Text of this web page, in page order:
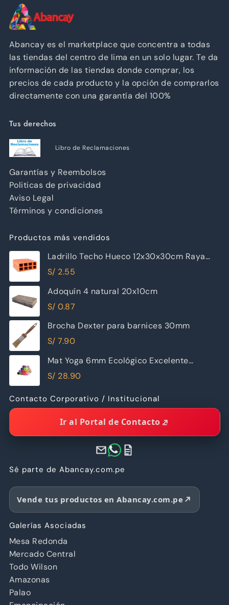
Abancay es el marketplace que concentra a todas
las tiendas del centro de lima en un solo lugar. Te da
información de las tiendas donde comprar, los
precios de cada producto y la opción de comprarlos
directamente con una garantía del 100%
Tus derechos
Libro de Reclamaciones
Garantías y Reembolsos
Politicas de privacidad
Aviso Legal
Términos y condiciones
Productos más vendidos
Ladrillo Techo Hueco 12x30x30cm Raya
Piramide
S/ 2.55
Adoquín 4 natural 20x10cm
S/ 0.87
Brocha Dexter para barnices 30mm
S/ 7.90
Mat Yoga 6mm Ecológico Excelente
Calidad
S/ 28.90
Contacto Corporativo / Institucional
Ir al Portal de Contacto
Sé parte de Abancay.com.pe
Vende tus productos en Abancay.com.pe
Galerías Asociadas
Mesa Redonda
Mercado Central
Todo Wilson
Amazonas
Palao